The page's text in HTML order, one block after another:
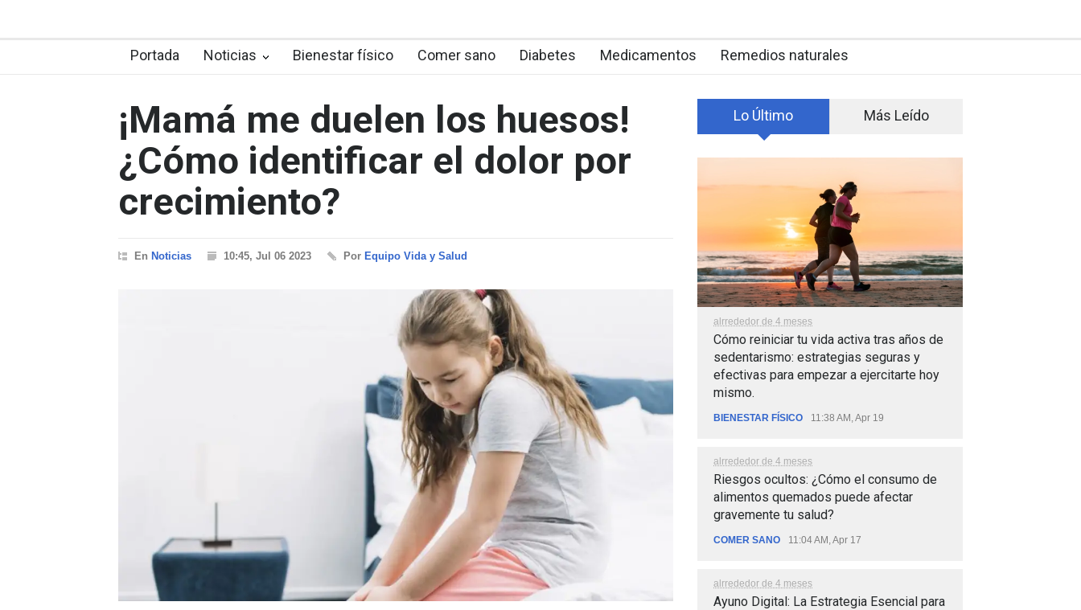
Portada Noticias Bienestar físico Comer sano Diabetes Medicamentos Remedios naturales
¡Mamá me duelen los huesos!
¿Cómo identificar el dolor por
crecimiento?
En Noticias 10:45, Jul 06 2023 Por Equipo Vida y Salud
Lo Último Más Leído
alrrededor de 4 meses
Cómo reiniciar tu vida activa tras años de
sedentarismo: estrategias seguras y
efectivas para empezar a ejercitarte hoy
mismo.
BIENESTAR FÍSICO 11:38 AM, Apr 19
alrrededor de 4 meses
Riesgos ocultos: ¿Cómo el consumo de
alimentos quemados puede afectar
gravemente tu salud?
COMER SANO 11:04 AM, Apr 17
alrrededor de 4 meses
Ayuno Digital: La Estrategia Esencial para